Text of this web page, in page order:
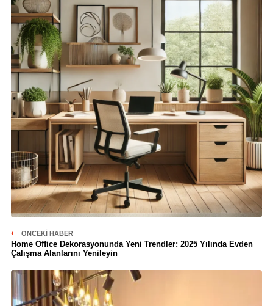
ÖNCEKI HABER
Home Office Dekorasyonunda Yeni Trendler: 2025 Yılında Evden
Çalışma Alanlarını Yenileyin